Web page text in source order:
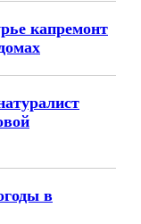
капремонт
в